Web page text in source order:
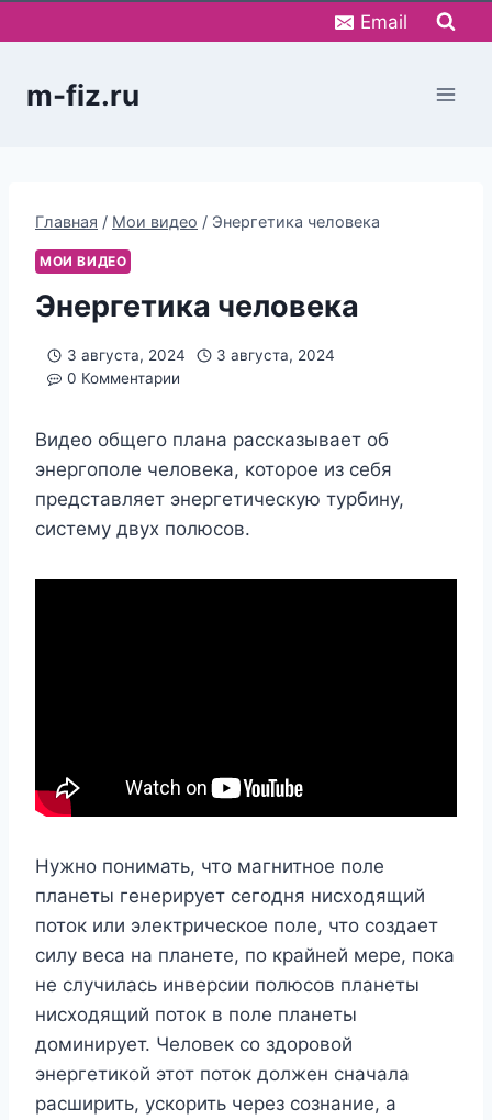
к
Email
m-fiz.ru
Главная / Мои видео / Энергетика человека
МОИ ВИДЕО
Энергетика человека
3 августа, 2024
3 августа, 2024
0 Комментарии
Видео общего плана рассказывает об
энергополе человека, которое из себя
представляет энергетическую турбину,
систему двух полюсов.
Нужно понимать, что магнитное поле
планеты генерирует сегодня нисходящий
поток или электрическое поле, что создает
силу веса на планете, по крайней мере, пока
не случилась инверсии полюсов планеты
нисходящий поток в поле планеты
доминирует. Человек со здоровой
энергетикой этот поток должен сначала
расширить, ускорить через сознание, а